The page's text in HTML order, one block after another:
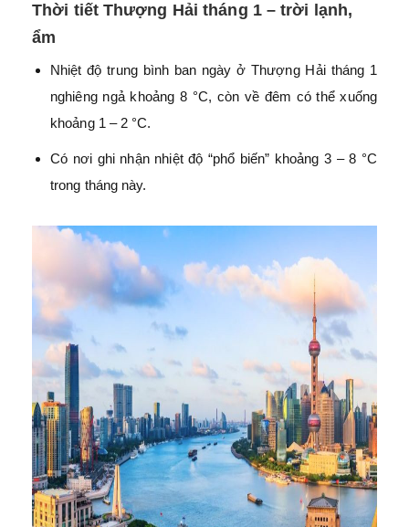
Thời tiết Thượng Hải tháng 1 – trời lạnh,
ẩm
Nhiệt độ trung bình ban ngày ở Thượng Hải tháng 1
nghiêng ngả khoảng 8 °C, còn về đêm có thể xuống
khoảng 1 – 2 °C.
Có nơi ghi nhận nhiệt độ “phổ biến” khoảng 3 – 8 °C
trong tháng này.